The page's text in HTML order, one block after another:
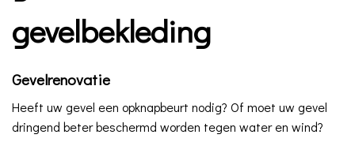
gevelbekleding
Gevelrenovatie
Heeft uw gevel een opknapbeurt nodig? Of moet uw gevel
dringend beter beschermd worden tegen water en wind?